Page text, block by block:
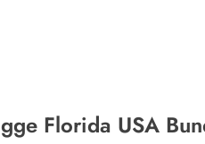
Florida USA